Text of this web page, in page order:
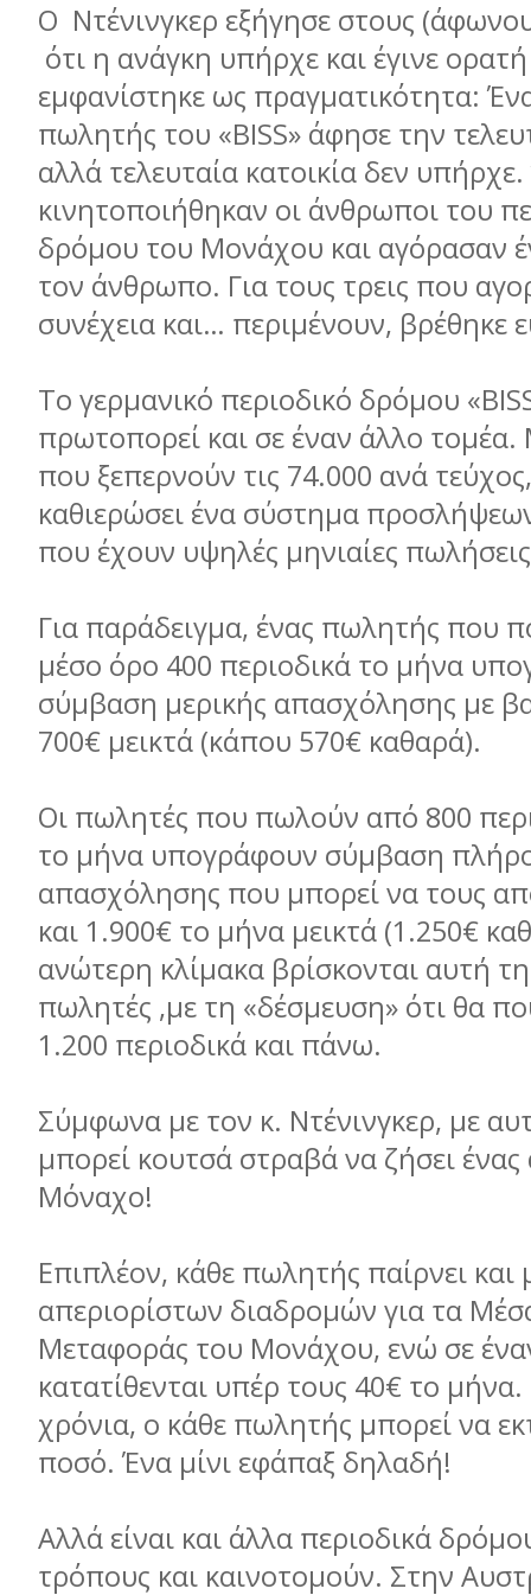
Ο Ντένινγκερ εξήγησε στους
ότι η ανάγκη υπήρχε και έγινε
εμφανίστηκε ως πραγματικότητα:
πωλητής του «BISS» άφησε την
αλλά τελευταία κατοικία δεν υπήρχε.
κινητοποιήθηκαν οι άνθρωποι του
δρόμου του Μονάχου και αγόρασαν
τον άνθρωπο. Για τους τρεις που
συνέχεια και… περιμένουν, βρέθηκε
Το γερμανικό περιοδικό δρόμου
πρωτοπορεί και σε έναν άλλο
που ξεπερνούν τις 74.000 ανά τεύχος,
καθιερώσει ένα σύστημα
που έχουν υψηλές μηνιαίες
Για παράδειγμα, ένας πωλητής που
μέσο όρο 400 περιοδικά το μήνα
σύμβαση μερικής απασχόλησης με
700€ μεικτά (κάπου 570€ καθαρά).
Οι πωλητές που πωλούν από 800
το μήνα υπογράφουν σύμβαση
απασχόλησης που μπορεί να τους
και 1.900€ το μήνα μεικτά (1.250€
ανώτερη κλίμακα βρίσκονται αυτή
πωλητές ,με τη «δέσμευση» ότι θα
1.200 περιοδικά και πάνω.
Σύμφωνα με τον κ. Ντένινγκερ, με
μπορεί κουτσά στραβά να ζήσει
Μόναχο!
Επιπλέον, κάθε πωλητής παίρνει και
απεριορίστων διαδρομών για τα
Μεταφοράς του Μονάχου, ενώ σε
κατατίθενται υπέρ τους 40€ το
χρόνια, ο κάθε πωλητής μπορεί να
ποσό. Ένα μίνι εφάπαξ δηλαδή!
Αλλά είναι και άλλα περιοδικά
τρόπους και καινοτομούν. Στην